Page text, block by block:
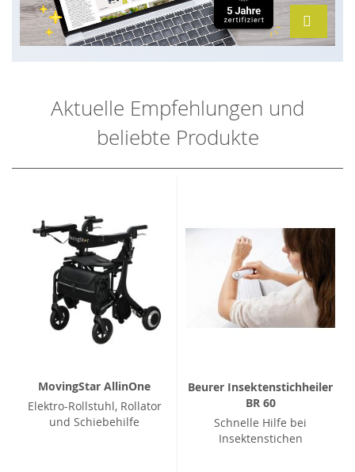
Aktuelle Empfehlungen und
beliebte Produkte
MovingStar AllinOne
Elektro-Rollstuhl, Rollator
und Schiebehilfe
Beurer Insektenstichheiler
BR 60
Schnelle Hilfe bei
Insektenstichen